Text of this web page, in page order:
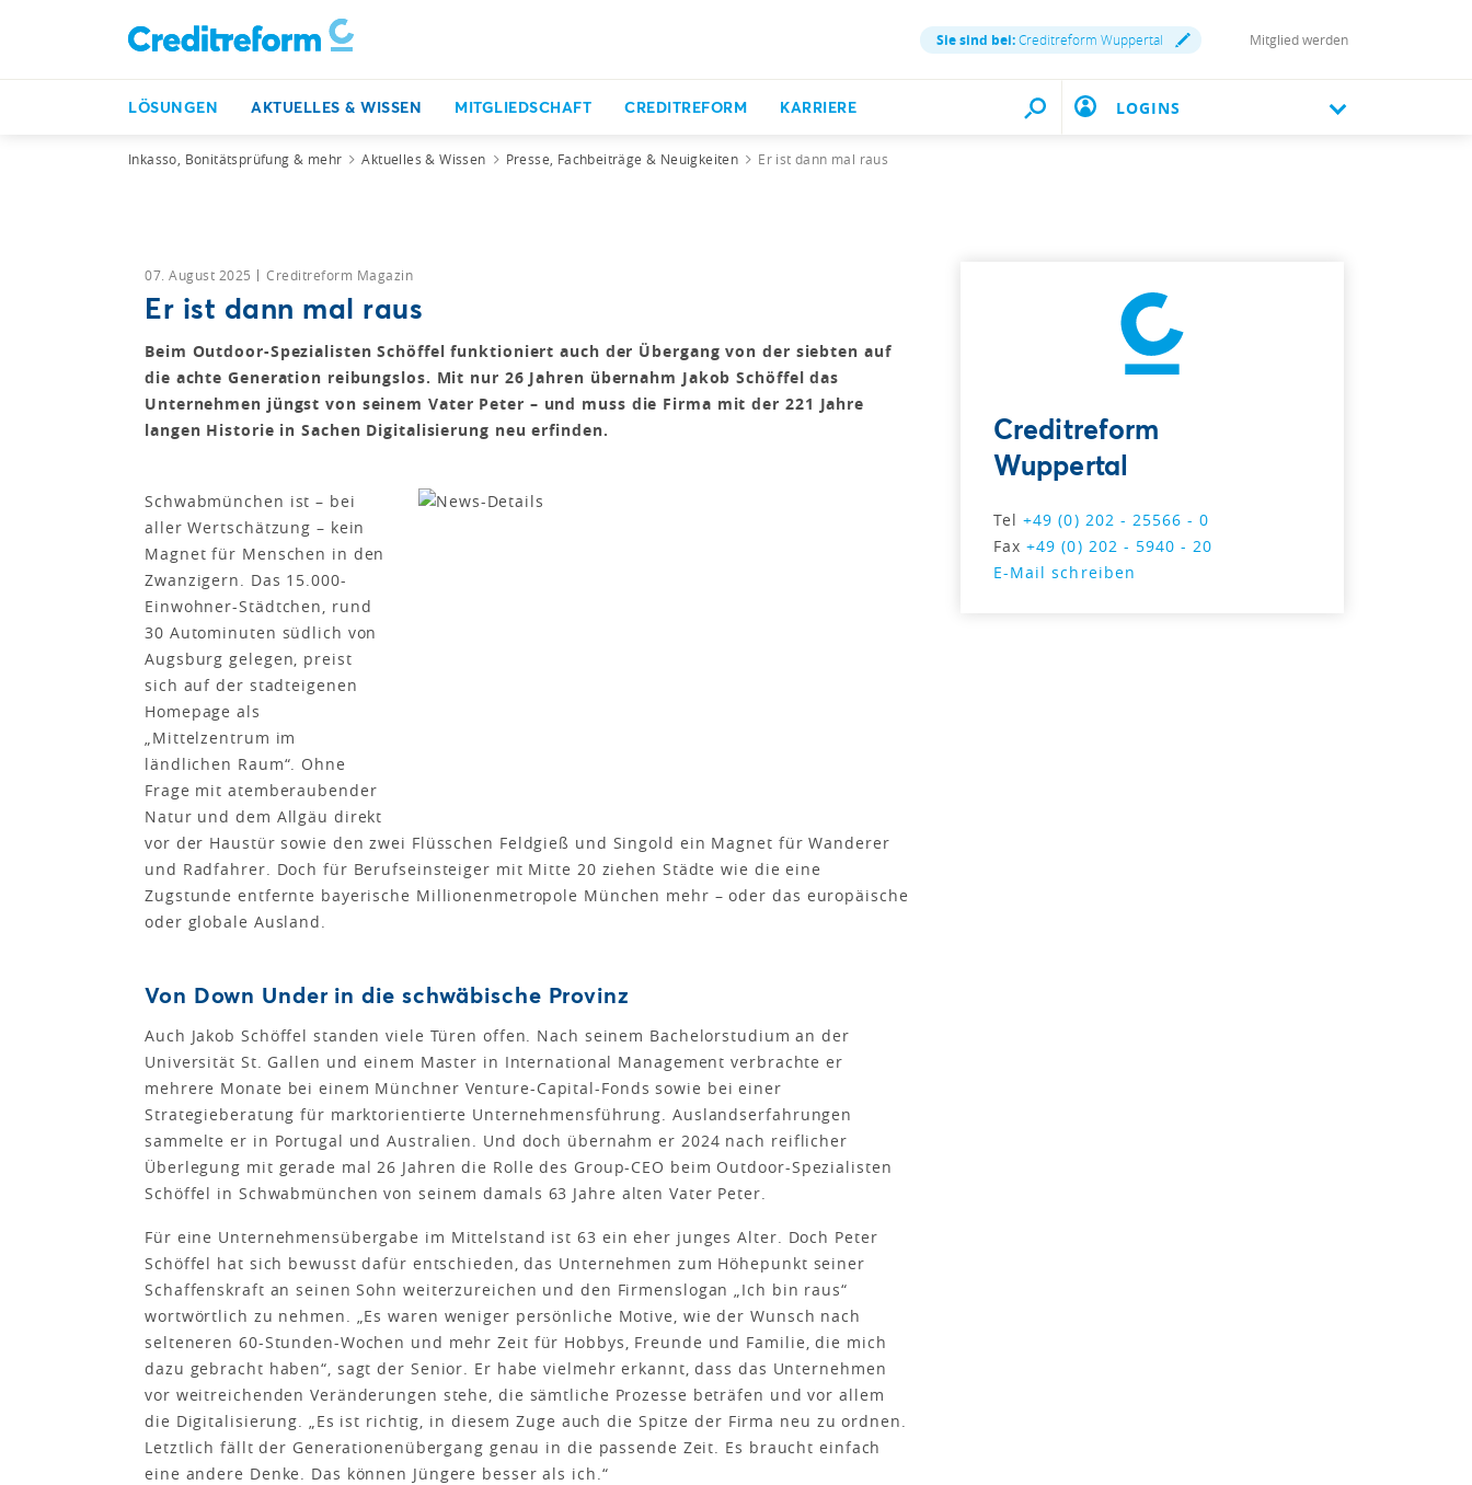
Sie sind bei:Creditreform Wuppertal Mitglied werden
LÖSUNGEN AKTUELLES & WISSEN MITGLIEDSCHAFT CREDITREFORM KARRIERE LOGINS
Inkasso, Bonitätsprüfung & mehr Aktuelles & Wissen Presse, Fachbeiträge & Neuigkeiten Er ist dann mal raus
07. August 2025 Creditreform Magazin
Er ist dann mal raus
Beim Outdoor-Spezialisten Schöffel funktioniert auch der Übergang von der siebten auf
die achte Generation reibungslos. Mit nur 26 Jahren übernahm Jakob Schöffel das
Unternehmen jüngst von seinem Vater Peter – und muss die Firma mit der 221 Jahre
langen Historie in Sachen Digitalisierung neu erfinden.
Schwabmünchen ist – bei
aller Wertschätzung – kein
Magnet für Menschen in den
Zwanzigern. Das 15.000-
Einwohner-Städtchen, rund
30 Autominuten südlich von
Augsburg gelegen, preist
sich auf der stadteigenen
Homepage als
„Mittelzentrum im
ländlichen Raum“. Ohne
Frage mit atemberaubender
Natur und dem Allgäu direkt
vor der Haustür sowie den zwei Flüsschen Feldgieß und Singold ein Magnet für Wanderer
und Radfahrer. Doch für Berufseinsteiger mit Mitte 20 ziehen Städte wie die eine
Zugstunde entfernte bayerische Millionenmetropole München mehr – oder das europäische
oder globale Ausland.
Von Down Under in die schwäbische Provinz
Auch Jakob Schöffel standen viele Türen offen. Nach seinem Bachelorstudium an der
Universität St. Gallen und einem Master in International Management verbrachte er
mehrere Monate bei einem Münchner Venture-Capital-Fonds sowie bei einer
Strategieberatung für marktorientierte Unternehmensführung. Auslandserfahrungen
sammelte er in Portugal und Australien. Und doch übernahm er 2024 nach reiflicher
Überlegung mit gerade mal 26 Jahren die Rolle des Group-CEO beim Outdoor-Spezialisten
Schöffel in Schwabmünchen von seinem damals 63 Jahre alten Vater Peter.
Für eine Unternehmensübergabe im Mittelstand ist 63 ein eher junges Alter. Doch Peter
Schöffel hat sich bewusst dafür entschieden, das Unternehmen zum Höhepunkt seiner
Schaffenskraft an seinen Sohn weiterzureichen und den Firmenslogan „Ich bin raus“
wortwörtlich zu nehmen. „Es waren weniger persönliche Motive, wie der Wunsch nach
selteneren 60-Stunden-Wochen und mehr Zeit für Hobbys, Freunde und Familie, die mich
dazu gebracht haben“, sagt der Senior. Er habe vielmehr erkannt, dass das Unternehmen
vor weitreichenden Veränderungen stehe, die sämtliche Prozesse beträfen und vor allem
die Digitalisierung. „Es ist richtig, in diesem Zuge auch die Spitze der Firma neu zu ordnen.
Letztlich fällt der Generationenübergang genau in die passende Zeit. Es braucht einfach
eine andere Denke. Das können Jüngere besser als ich.“
Creditreform
Wuppertal
Tel+49 (0) 202 - 25566 - 0
Fax+49 (0) 202 - 5940 - 20
E-Mail schreiben